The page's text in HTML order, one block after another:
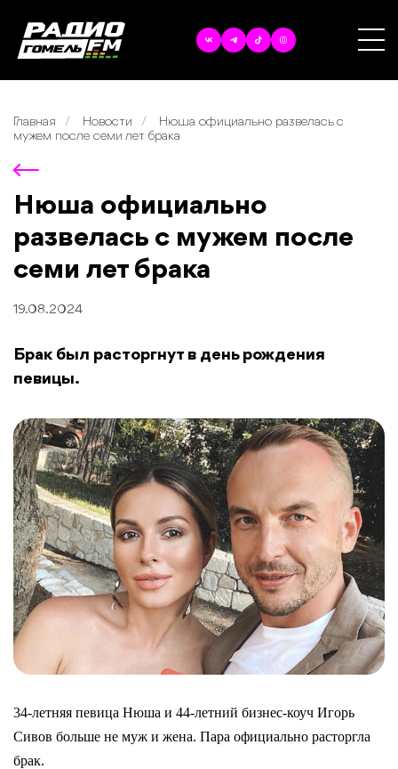
Главная Новости
Нюша официально развелась с
мужем после семи лет брака
Нюша официально
развелась с мужем после
семи лет брака
19.08.2024
Брак был расторгнут в день рождения
певицы.
34-летняя певица Нюша и 44-летний бизнес-коуч Игорь
Сивов больше не муж и жена. Пара официально расторгла
брак.